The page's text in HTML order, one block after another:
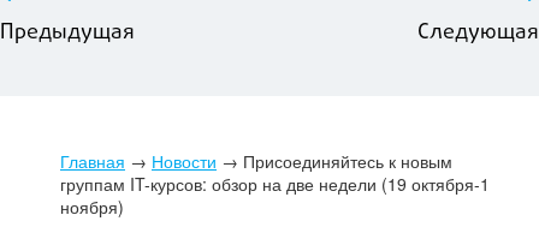
Предыдущая
Главная → Новости → Присоединяйтесь к новым
группам IT-курсов: обзор на две недели (19 октября-1
ноября)
Следующая